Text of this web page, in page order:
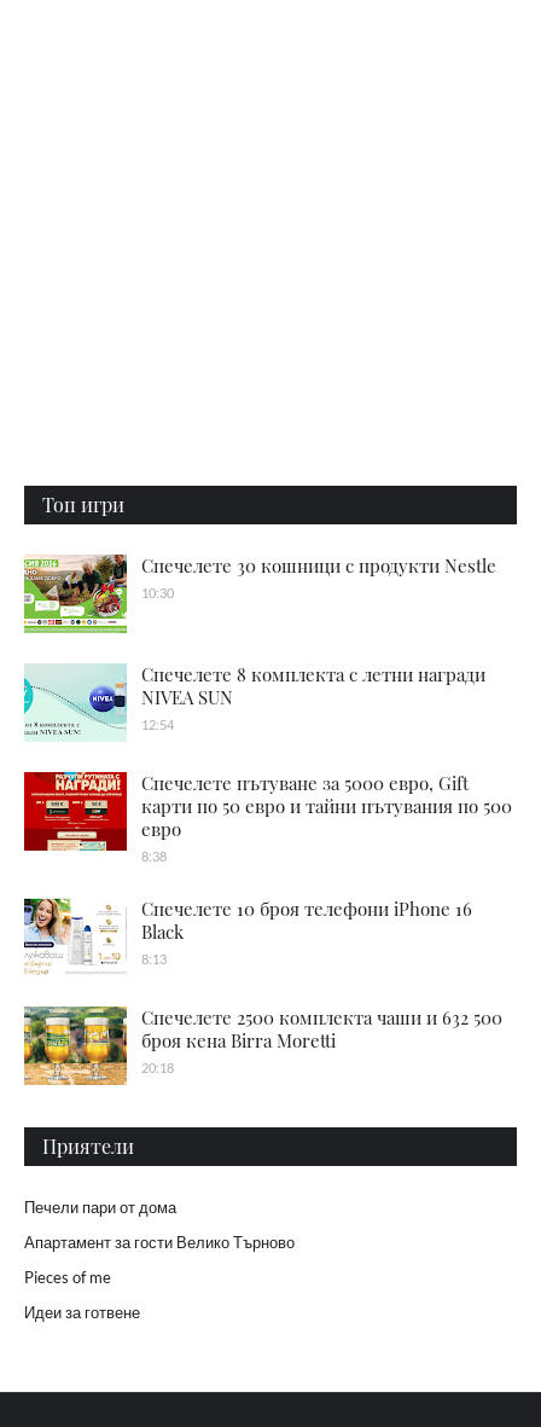
Топ игри
Спечелете 30 кошници с продукти Nestle
10:30
Спечелете 8 комплекта с летни награди
NIVEA SUN
12:54
Спечелете пътуване за 5000 евро, Gift
карти по 50 евро и тайни пътувания по 500
евро
8:38
Спечелете 10 броя телефони iPhone 16
Black
8:13
Спечелете 2500 комплекта чаши и 632 500
броя кена Birra Moretti
20:18
Приятели
Печели пари от дома
Апартамент за гости Велико Търново
Pieces of me
Идеи за готвене